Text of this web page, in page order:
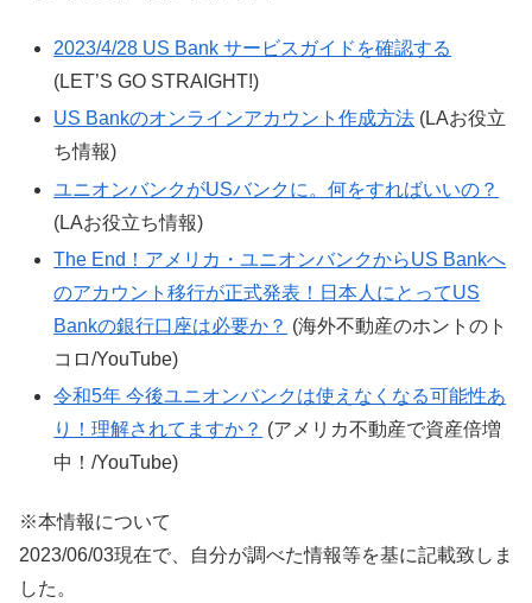
2023/4/28 US Bank サービスガイドを確認する
(LET’S GO STRAIGHT!)
US Bankのオンラインアカウント作成方法 (LAお役立
ち情報)
ユニオンバンクがUSバンクに。何をすればいいの？
(LAお役立ち情報)
The End！アメリカ・ユニオンバンクからUS Bankへ
のアカウント移行が正式発表！日本人にとってUS
Bankの銀行口座は必要か？ (海外不動産のホントのト
コロ/YouTube)
令和5年 今後ユニオンバンクは使えなくなる可能性あ
り！理解されてますか？ (アメリカ不動産で資産倍増
中！/YouTube)
※本情報について
2023/06/03現在で、自分が調べた情報等を基に記載致しま
した。